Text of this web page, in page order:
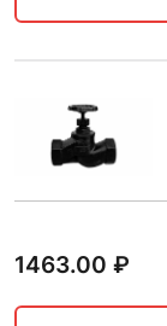
1463.00 ₽